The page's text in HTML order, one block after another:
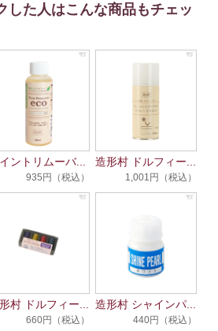
した人はこんな商品もチェッ
ントリムーバ...
935円（税込）
造形村 ドルフィー...
1,001円（税込）
村 ドルフィー...
660円（税込）
造形村 シャインパ...
440円（税込）